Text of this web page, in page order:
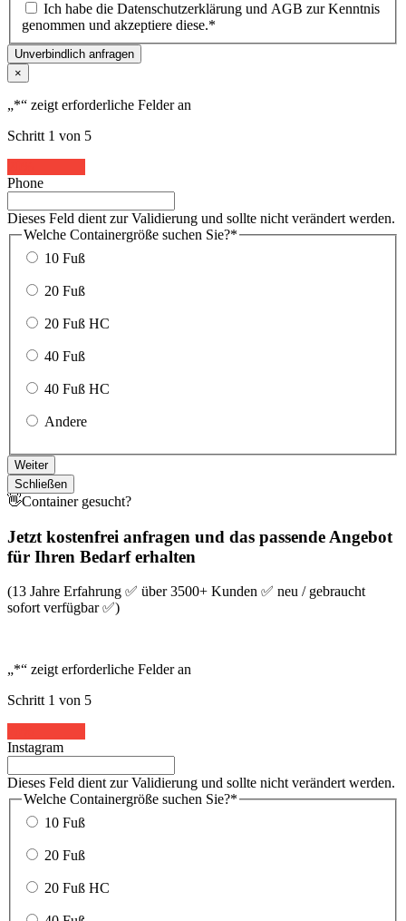
Ich habe die Datenschutzerklärung und AGB zur Kenntnis
genommen und akzeptiere diese.*
Unverbindlich anfragen
×
„*“ zeigt erforderliche Felder an
Schritt 1 von 5
Phone
Dieses Feld dient zur Validierung und sollte nicht verändert werden.
Welche Containergröße suchen Sie?*
10 Fuß
20 Fuß
20 Fuß HC
40 Fuß
40 Fuß HC
Andere
Weiter
Schließen
👋Container gesucht?
Jetzt kostenfrei anfragen und das passende Angebot
für Ihren Bedarf erhalten
(13 Jahre Erfahrung ✅ über 3500+ Kunden ✅ neu / gebraucht
sofort verfügbar ✅)
„*“ zeigt erforderliche Felder an
Schritt 1 von 5
Instagram
Dieses Feld dient zur Validierung und sollte nicht verändert werden.
Welche Containergröße suchen Sie?*
10 Fuß
20 Fuß
20 Fuß HC